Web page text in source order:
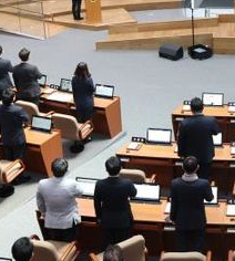
논란 사과…쇄신의 기회로 삼겠다"
' 축구협회 "실망과 걱정 안겨드려
안 최대 150㎜ 비
0.6% 나스닥 1.3%↑